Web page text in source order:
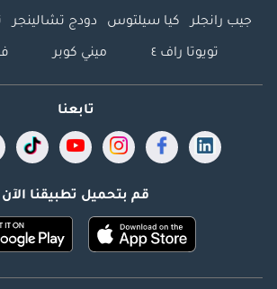
جيب رانجلر كيا سيلتوس دودج تشالينجر
تويوتا راف ٤ ميني كوبر
تابعنا
قم بتحميل تطبيقنا الآن